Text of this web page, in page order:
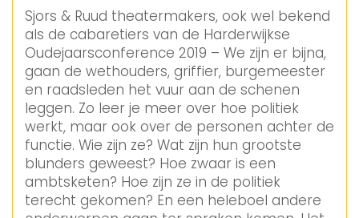
Sjors & Ruud theatermakers, ook wel bekend
als de cabaretiers van de Harderwijkse
Oudejaarsconference 2019 – We zijn er bijna,
gaan de wethouders, griffier, burgemeester
en raadsleden het vuur aan de schenen
leggen. Zo leer je meer over hoe politiek
werkt, maar ook over de personen achter de
functie. Wie zijn ze? Wat zijn hun grootste
blunders geweest? Hoe zwaar is een
ambtsketen? Hoe zijn ze in de politiek
terecht gekomen? En een heleboel andere